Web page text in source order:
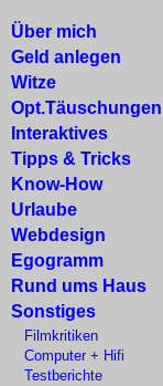
Über mich
Geld anlegen
Witze
Opt.Täuschungen
Interaktives
Tipps & Tricks
Know-How
Urlaube
Webdesign
Egogramm
Rund ums Haus
Sonstiges
Filmkritiken
Computer + Hifi
Testberichte